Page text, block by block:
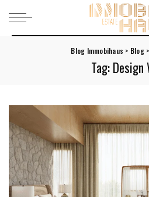
Blog Immobihaus > Blog >
Tag:Design